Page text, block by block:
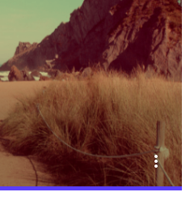
more_vert